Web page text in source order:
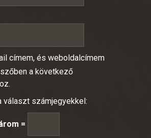
címem, és weboldalcímem
a következő
választ számjegyekkel:
=